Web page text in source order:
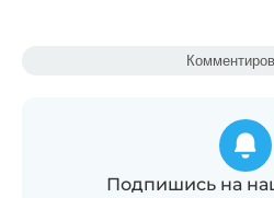
Подпишись на